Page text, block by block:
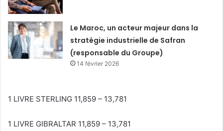
Le Maroc, un acteur majeur dans la
stratégie industrielle de Safran
(responsable du Groupe)
14 février 2026
1 LIVRE STERLING 11,859 – 13,781
1 LIVRE GIBRALTAR 11,859 – 13,781